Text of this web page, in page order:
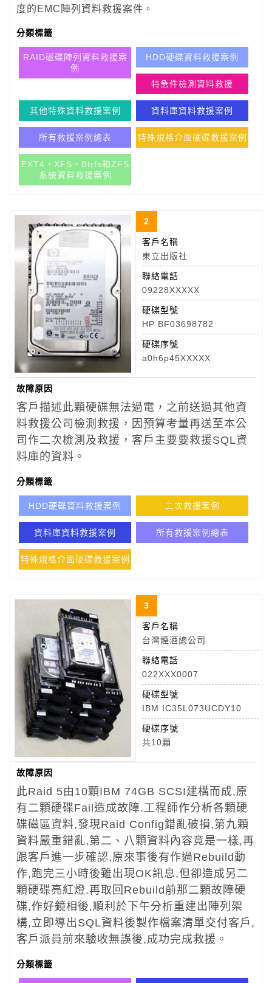
度的EMC陣列資料救援案件。
分類標籤
RAID磁碟陣列資料救援案
例
HDD硬碟資料救援案例
特急件檢測資料救援
其他特殊資料救援案例 資料庫資料救援案例
所有救援案例總表 特殊規格介面硬碟救援案例
EXT4、XFS、Btrfs和ZFS
系統資料救援案例
2
客戶名稱
東立出版社
聯絡電話
09228XXXXX
硬碟型號
HP BF03698782
硬碟序號
a0h6p45XXXXX
故障原因
客戶描述此顆硬碟無法過電，之前送過其他資
料救援公司檢測救援，因預算考量再送至本公
司作二次檢測及救援，客戶主要要救援SQL資
料庫的資料。
分類標籤
HDD硬碟資料救援案例 二次救援案例
資料庫資料救援案例 所有救援案例總表
特殊規格介面硬碟救援案例
3
客戶名稱
台灣煙酒總公司
聯絡電話
022XXX0007
硬碟型號
IBM IC35L073UCDY10
硬碟序號
共10顆
故障原因
此Raid 5由10顆IBM 74GB SCSI建構而成,原
有二顆硬碟Fail造成故障.工程師作分析各顆硬
碟磁區資料,發現Raid Config錯亂破損,第九顆
資料嚴重錯亂,第二、八顆資料內容竟是一樣,再
跟客戶進一步確認,原來事後有作過Rebuild動
作,跑完三小時後雖出現OK訊息,但卻造成另二
顆硬碟亮紅燈.再取回Rebuild前那二顆故障硬
碟,作好鏡相後,順利於下午分析重建出陣列架
構,立即導出SQL資料後製作檔案清單交付客戶,
客戶派員前來驗收無誤後,成功完成救援。
分類標籤